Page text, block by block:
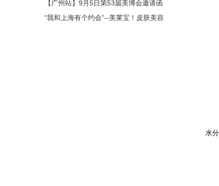
【广州站】9月5日第53届美博会邀请函
“我和上海有个约会”--美莱宝！皮肤美容
一
核
水
如